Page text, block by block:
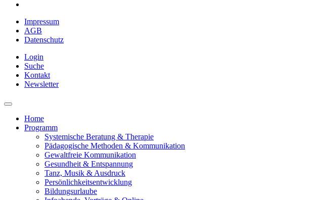
Impressum
AGB
Datenschutz
Login
Suche
Kontakt
Newsletter
Home
Programm
Systemische Beratung & Therapie
Pädagogische Methoden & Kommunikation
Gewaltfreie Kommunikation
Gesundheit & Entspannung
Tanz, Musik & Ausdruck
Persönlichkeitsentwicklung
Bildungsurlaube